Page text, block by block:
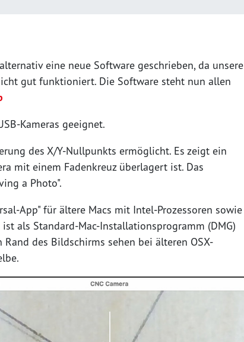
eine neue Software geschrieben, da unsere
gut funktioniert. Die Software steht nun allen
Kameras geeignet.
des X/Y-Nullpunkts ermöglicht. Es zeigt ein
mit einem Fadenkreuz überlagert ist. Das
a Photo".
App" für ältere Macs mit Intel-Prozessoren sowie
als Standard-Mac-Installationsprogramm (DMG)
des Bildschirms sehen bei älteren OSX-